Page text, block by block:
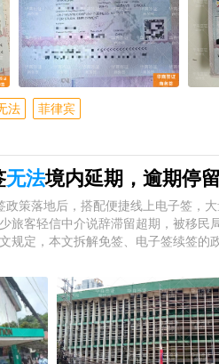
法 菲律宾
无法境内延期，逾期停
策落地后，搭配便捷线上电子签，
旅客轻信中介说辞滞留超期，被移
规定，本文拆解免签、电子签续签